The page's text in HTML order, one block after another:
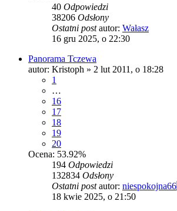
40 Odpowiedzi
38206 Odsłony
Ostatni postautor: Wałasz
16 gru 2025, o 22:30
Panorama Tczewa
autor: Kristoph » 2 lut 2011, o 18:28
1
…
16
17
18
19
20
Ocena: 53.92%
194 Odpowiedzi
132834 Odsłony
Ostatni postautor: niespokojna66
18 kwie 2025, o 21:50